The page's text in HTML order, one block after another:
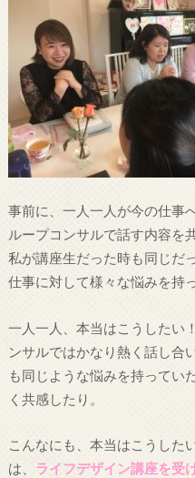
事前に、一人一人が今の仕事
ループコンサルで話す内容を
私が講座生だった時も同じだ
仕事に対して様々な悩みを持
一人一人、本当はこうしたい
ンサルではかなり熱く話し合
も同じような悩みを持ってい
く共感したり。
こんなにも、本当はこうした
は、 ライフデザイン講座を受